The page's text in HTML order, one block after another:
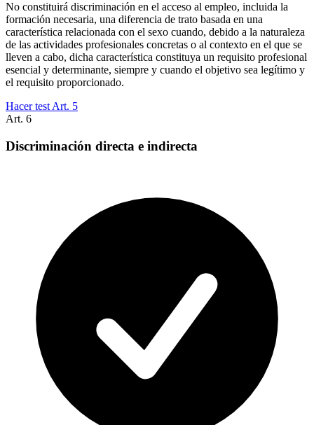
No constituirá discriminación en el acceso al empleo, incluida la
formación necesaria, una diferencia de trato basada en una
característica relacionada con el sexo cuando, debido a la naturaleza
de las actividades profesionales concretas o al contexto en el que se
lleven a cabo, dicha característica constituya un requisito profesional
esencial y determinante, siempre y cuando el objetivo sea legítimo y
el requisito proporcionado.
Hacer test Art. 5
Art. 6
Discriminación directa e indirecta